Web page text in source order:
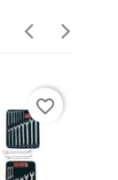
favorite_border